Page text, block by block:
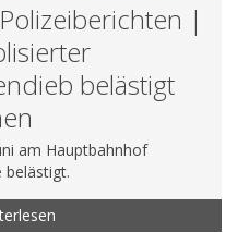
|
belästigt
am Hauptbahnhof
belästigt.